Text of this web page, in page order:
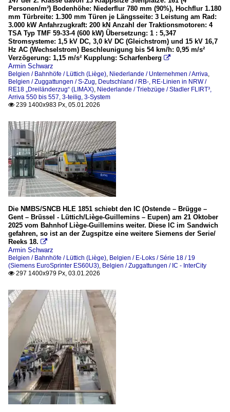
Personen/m²) Bodenhöhe: Niederflur 780 mm (90%), Hochflur 1.180
mm Türbreite: 1.300 mm Türen je Längsseite: 3 Leistung am Rad:
3.000 kW Anfahrzugkraft: 200 kN Anzahl der Traktionsmotoren: 4
TSA Typ TMF 59-33-4 (600 kW) Übersetzung: 1 : 5,347
Stromsysteme: 1,5 kV DC, 3,0 kV DC (Gleichstrom) und 15 kV 16,7
Hz AC (Wechselstrom) Beschleunigung bis 54 km/h: 0,95 m/s²
Verzögerung: 1,15 m/s² Kupplung: Scharfenberg 
Armin Schwarz
Belgien / Bahnhöfe / Lüttich (Liège) Niederlande / Unternehmen / Arriva
Belgien / Zuggattungen / S-Zug Deutschland / RB-, RE-Linien in NRW /
RE18 „Dreiländerzug“ (LIMAX) Niederlande / Triebzüge / Stadler FLIRT³,
Arriva 550 bis 557, 3-teilig, 3-System
 239 1400x983 Px, 05.01.2026
Die NMBS/SNCB HLE 1851 schiebt den IC (Ostende – Brügge –
Gent – Brüssel - Lüttich/Liège-Guillemins – Eupen) am 21 Oktober
2025 vom Bahnhof Liège-Guillemins weiter. Diese IC im Sandwich
gefahren, so ist an der Zugspitze eine weitere Siemens der Serie/
Reeks 18. 
Armin Schwarz
Belgien / Bahnhöfe / Lüttich (Liège) Belgien / E-Loks / Série 18 / 19
(Siemens EuroSprinter ES60U3) Belgien / Zuggattungen / IC - InterCity
 297 1400x979 Px, 03.01.2026